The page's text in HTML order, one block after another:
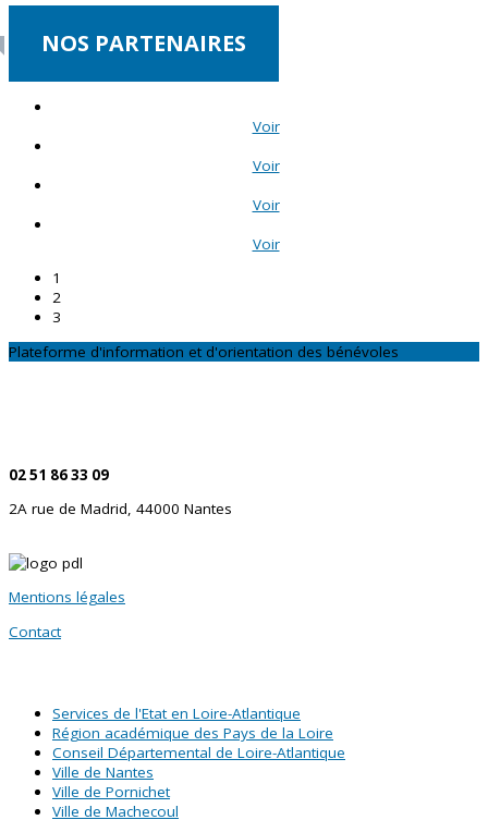
NOS PARTENAIRES
Voir
Voir
Voir
Voir
1
2
3
Plateforme d'information et d'orientation des bénévoles
02 51 86 33 09
2A rue de Madrid, 44000 Nantes
Mentions légales
Contact
Services de l'Etat en Loire-Atlantique
Région académique des Pays de la Loire
Conseil Départemental de Loire-Atlantique
Ville de Nantes
Ville de Pornichet
Ville de Machecoul